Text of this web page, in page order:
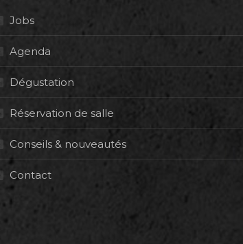
Jobs
Agenda
Dégustation
Réservation de salle
Conseils & nouveautés
Contact